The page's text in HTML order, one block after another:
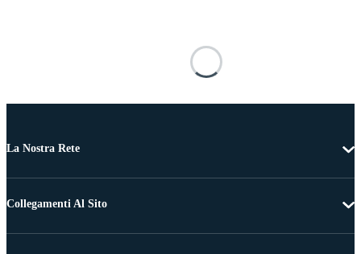
La Nostra Rete
Collegamenti Al Sito